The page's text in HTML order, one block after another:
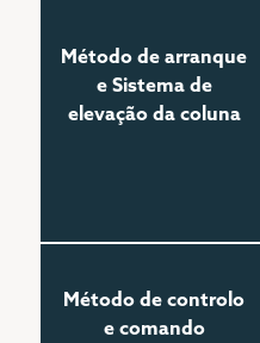
Método de arranque
e Sistema de
elevação da coluna
Método de controlo
e comando